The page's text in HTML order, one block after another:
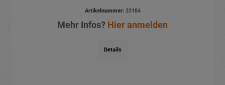
Artikelnummer:33184
Mehr Infos? Hier anmelden
Details